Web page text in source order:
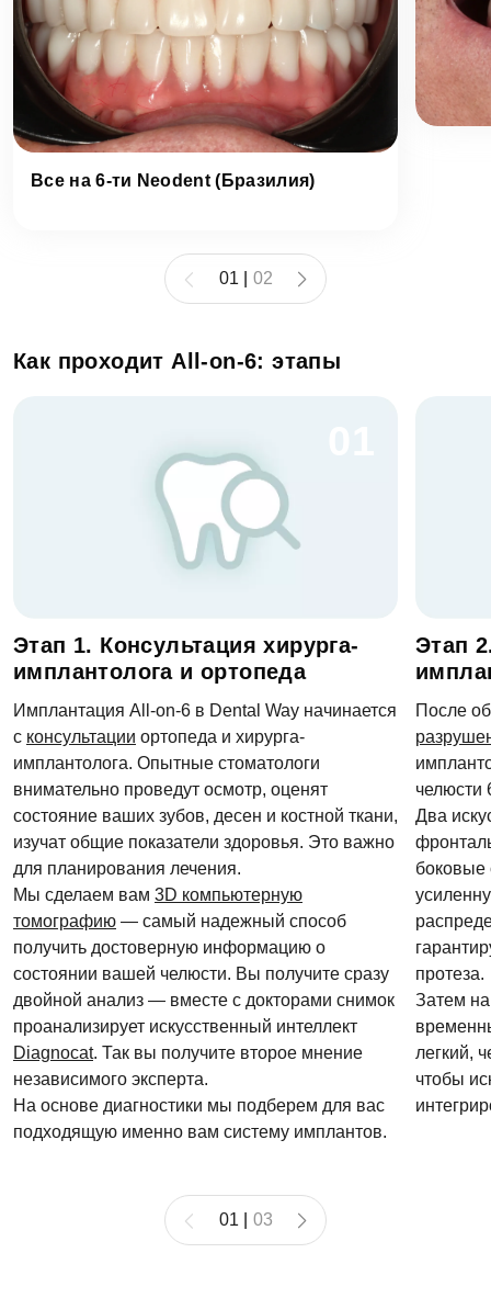
01 02
Все на 6-ти Neodent (Бразилия)
Как проходит All-on-6: этапы
01 03
Этап 1. Консультация хирурга-
имплантолога и ортопеда
Имплантация All-on-6 в Dental Way начинается
с консультации ортопеда и хирурга-
имплантолога. Опытные стоматологи
внимательно проведут осмотр, оценят
состояние ваших зубов, десен и костной ткани,
изучат общие показатели здоровья. Это важно
для планирования лечения.
Мы сделаем вам 3D компьютерную
томографию — самый надежный способ
получить достоверную информацию о
состоянии вашей челюсти. Вы получите сразу
двойной анализ — вместе с докторами снимок
проанализирует искусственный интеллект
Diagnocat. Так вы получите второе мнение
независимого эксперта.
На основе диагностики мы подберем для вас
подходящую именно вам систему имплантов.
Этап
После
челюсти
Два
боковые
протеза.
Затем
легкий,
чтобы